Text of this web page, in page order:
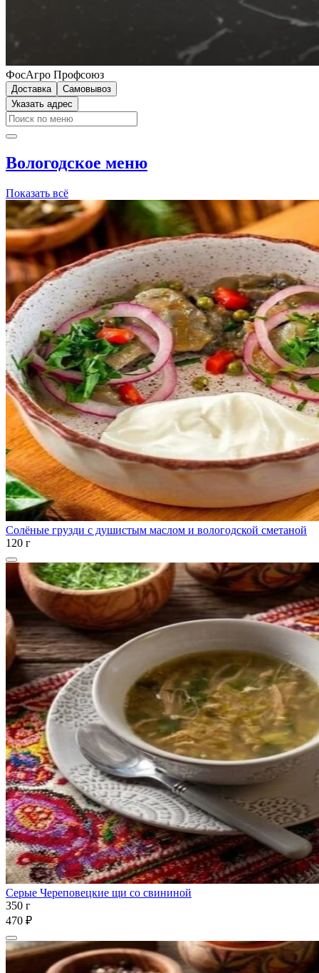
ФосАгро Профсоюз
Доставка
Самовывоз
Указать адрес
Вологодское меню
Показать всё
Солёные грузди с душистым маслом и вологодской сметаной
120 г
Серые Череповецкие щи со свининой
350 г
470 ₽